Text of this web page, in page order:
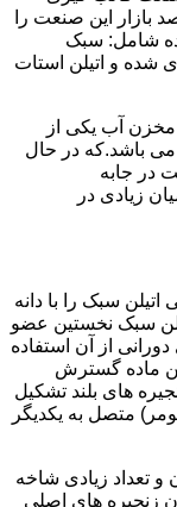
آن استفاده می شود و مقدار 85 درصد بازار این صنعت را
شامل: سبک
شده و اتیلن استات
مخزن آب یکی از
می باشد.که در حال
در جابه
زیادی در
پلی اتیلن سبک را با دانه
اتیلن سبک نخستین عضو
از آن استفاده
ماده گسترش
های بلند تشکیل
متصل به یکدیگر
تعداد زیادی شاخه
زنجیره های اصلی